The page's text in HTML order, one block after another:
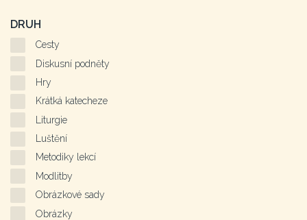
DRUH
Cesty
Diskusní podněty
Hry
Krátká katecheze
Liturgie
Luštění
Metodiky lekcí
Modlitby
Obrázkové sady
Obrázky